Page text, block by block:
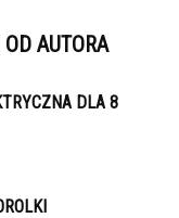
AUTORA
DLA 8